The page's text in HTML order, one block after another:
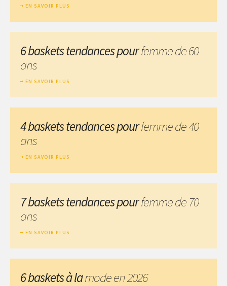
EN SAVOIR PLUS
6 baskets tendances pourfemme de 60
ans
EN SAVOIR PLUS
4 baskets tendances pourfemme de 40
ans
EN SAVOIR PLUS
7 baskets tendances pourfemme de 70
ans
EN SAVOIR PLUS
6 baskets à lamode en 2026